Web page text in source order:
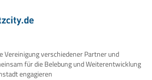
Vereinigung verschiedener Partner und
für die Belebung und Weiterentwicklung
engagieren